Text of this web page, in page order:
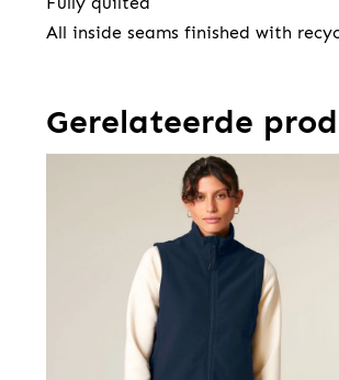
All inside seams finished with
Gerelateerde